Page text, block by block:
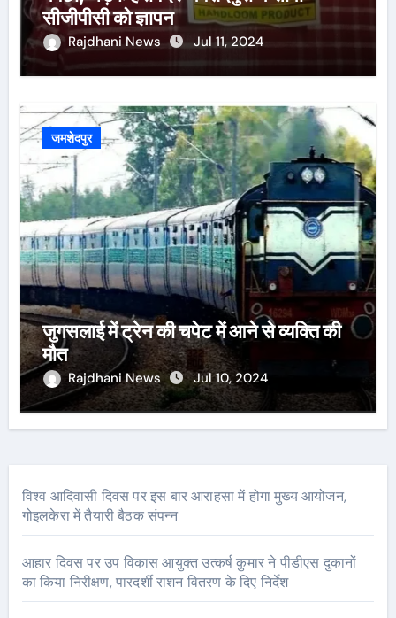
सीजीपीसी को ज्ञापन
Rajdhani News Jul 11, 2024
जमशेदपुर
जुगसलाई में ट्रेन की चपेट में आने से व्यक्ति की
मौत
Rajdhani News Jul 10, 2024
विश्व आदिवासी दिवस पर इस बार आराहसा में होगा मुख्य आयोजन,
गोइलकेरा में तैयारी बैठक संपन्न
आहार दिवस पर उप विकास आयुक्त उत्कर्ष कुमार ने पीडीएस दुकानों
का किया निरीक्षण, पारदर्शी राशन वितरण के दिए निर्देश